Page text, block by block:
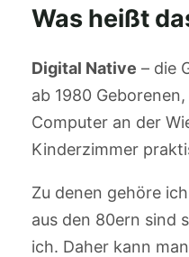
Was heißt
Digital Native – die
ab 1980
Computer an der
Kinderzimmer
Zu denen gehöre
aus den 80ern sind
ich. Daher kann